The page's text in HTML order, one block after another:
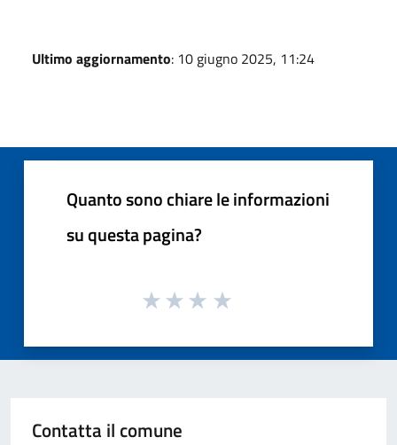
Ultimo aggiornamento: 10 giugno 2025, 11:24
Quanto sono chiare le informazioni
su questa pagina?
Contatta il comune